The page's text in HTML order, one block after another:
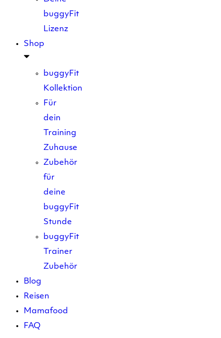
buggyFit
Lizenz
Shop
buggyFit
Kollektion
Für
dein
Training
Zuhause
Zubehör
für
deine
buggyFit
Stunde
buggyFit
Trainer
Zubehör
Blog
Reisen
Mamafood
FAQ